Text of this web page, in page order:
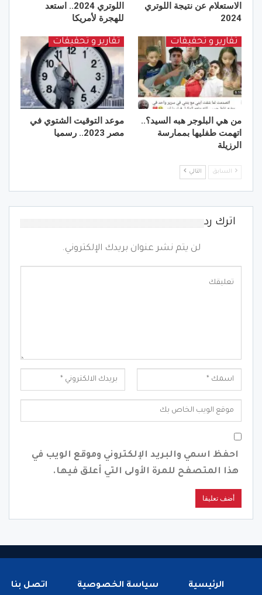
الاستعلام عن نتيجة اللوتري
2024
اللوتري 2024.. استعد
للهجرة لأمريكا
تقارير و تحقيقات
من هي البلوجر هبه السيد؟..
اتهمت طفليها بممارسة
الرزيلة
تقارير و تحقيقات
موعد التوقيت الشتوي في
مصر 2023.. رسميا
السابق التالي
اترك رد
لن يتم نشر عنوان بريدك الإلكتروني.
احفظ اسمي والبريد الإلكتروني وموقع الويب في
هذا المتصفح للمرة الأولى التي أعلق فيها.
الرئيسية سياسة الخصوصية اتصل بنا